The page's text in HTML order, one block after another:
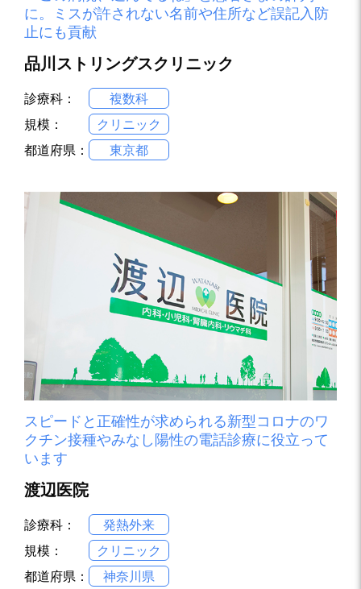
に。ミスが許されない名前や住所など誤記入防
止にも貢献
品川ストリングスクリニック
診療科：
複数科
規模：
クリニック
都道府県：
東京都
スピードと正確性が求められる新型コロナのワ
クチン接種やみなし陽性の電話診療に役立って
います
渡辺医院
診療科：
発熱外来
規模：
クリニック
都道府県：
神奈川県